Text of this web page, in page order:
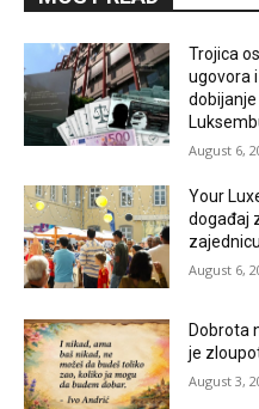
Trojica
ugovora
August 6,
Your
događaj
August 6,
Dobrota
je
August 3,